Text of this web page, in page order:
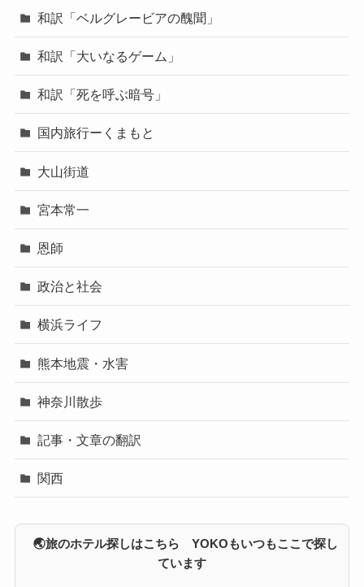
和訳「ベルグレービアの醜聞」
和訳「大いなるゲーム」
和訳「死を呼ぶ暗号」
国内旅行ーくまもと
大山街道
宮本常一
恩師
政治と社会
横浜ライフ
熊本地震・水害
神奈川散歩
記事・文章の翻訳
関西
🌏旅のホテル探しはこちら YOKOもいつもここで探し
ています